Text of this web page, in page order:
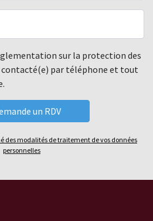
sur la protection des
par téléphone et tout
des modalités de traitement de vos données
personnelles